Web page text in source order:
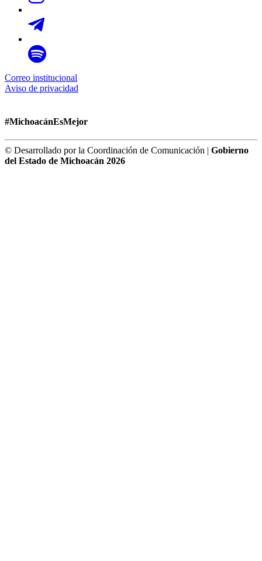
Correo institucional
Aviso de privacidad
#MichoacánEsMejor
© Desarrollado por la Coordinación de Comunicación | Gobierno
del Estado de Michoacán 2026